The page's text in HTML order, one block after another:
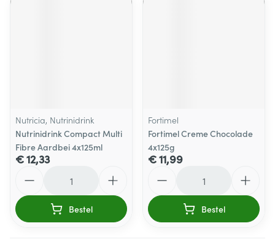
Nutricia, Nutrinidrink
Nutrinidrink Compact Multi
Fibre Aardbei 4x125ml
€ 12,33
Bestel
Fortimel
Fortimel Creme Chocolade
4x125g
€ 11,99
Bestel